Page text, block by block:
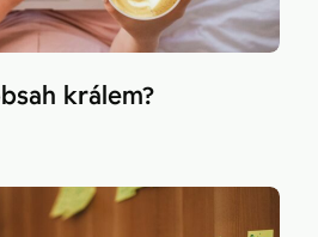
králem?